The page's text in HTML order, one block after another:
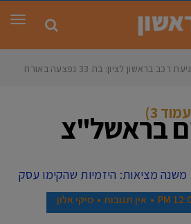
פגיעת רכב בראשון לציון: בת 33 נפצעה באורח
3)בראשל"צ
12:00 אין תגובות מיקי אלון